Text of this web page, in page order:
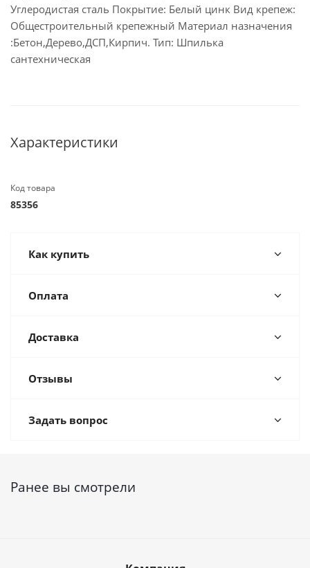
Углеродистая сталь Покрытие: Белый цинк Вид крепеж:
Общестроительный крепежный Материал назначения
:Бетон,Дерево,ДСП,Кирпич. Тип: Шпилька
сантехническая
Характеристики
Код товара
85356
Как купить
Оплата
Доставка
Отзывы
Задать вопрос
Ранее вы смотрели